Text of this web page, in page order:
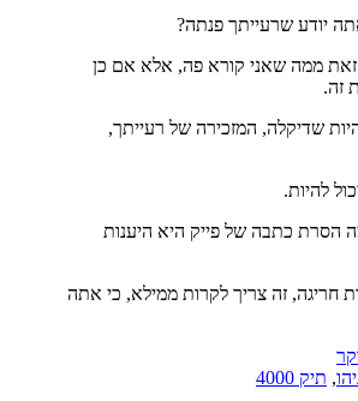
יודע שרעייתך פנתה?
זאת ממה שאני קורא פה, אלא אם כן
זה.
שדיקלה, המזכירה של רעייתך,
להיות.
הסרת כתבה של פייק היא היענות
חריגה, זה צריך לקרות ממילא, כי אתה
, תיק 4000